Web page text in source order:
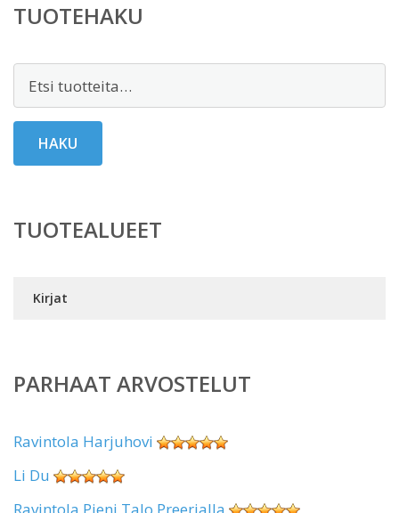
TUOTEHAKU
HAKU
TUOTEALUEET
Kirjat
PARHAAT ARVOSTELUT
Ravintola Harjuhovi
Li Du